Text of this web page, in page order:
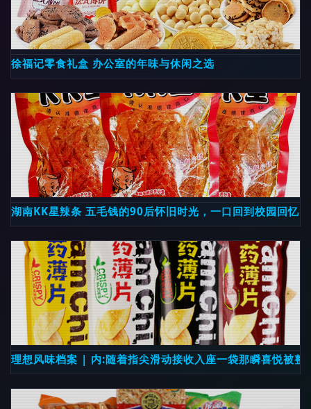
徐福记零食礼盒 办公室的年味与休闲之选
湖南KK星辣条 五毛钱的90后怀旧时光，一口回到校园回忆
理想风味档案 | 内:随着指尖滑动接收入座一袋那瞬喜悦被